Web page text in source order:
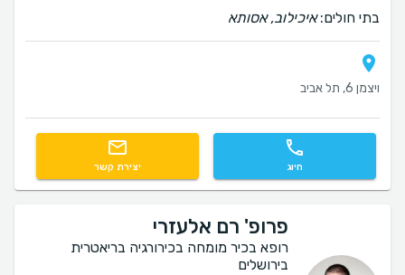
בתי חולים:איכילוב, אסותא
ויצמן 6, תל אביב
חיוג יצירת קשר
פרופ' רם אלעזרי
רופא בכיר מומחה בכירורגיה בריאטרית
בירושלים